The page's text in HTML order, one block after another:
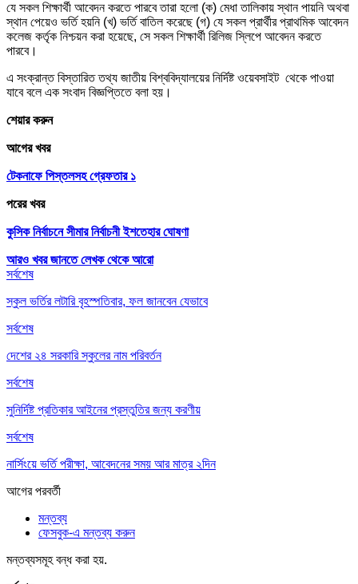
যে সকল শিক্ষার্থী আবেদন করতে পারবে তারা হলো (ক) মেধা তালিকায় স্থান পায়নি অথবা
স্থান পেয়েও ভর্তি হয়নি (খ) ভর্তি বাতিল করেছে (গ) যে সকল প্রার্থীর প্রাথমিক আবেদন
কলেজ কর্তৃক নিশ্চয়ন করা হয়েছে, সে সকল শিক্ষার্থী রিলিজ স্লিপে আবেদন করতে
পারবে।
এ সংক্রান্ত বিস্তারিত তথ্য জাতীয় বিশ্ববিদ্যালয়ের নির্দিষ্ট ওয়েবসাইট থেকে পাওয়া
যাবে বলে এক সংবাদ বিজ্ঞপ্তিতে বলা হয়।
শেয়ার করুন
আগের খবর
টেকনাফে পিস্তলসহ গ্রেফতার ১
পরের খবর
কুসিক নির্বাচনে সীমার নির্বাচনী ইশতেহার ঘোষণা
আরও খবর জানতে লেখক থেকে আরো
সর্বশেষ
স্কুল ভর্তির লটারি বৃহস্পতিবার, ফল জানবেন যেভাবে
সর্বশেষ
দেশের ২৪ সরকারি স্কুলের নাম পরিবর্তন
সর্বশেষ
সুনির্দিষ্ট প্রতিকার আইনের প্রস্তুতির জন্য করণীয়
সর্বশেষ
নার্সিংয়ে ভর্তি পরীক্ষা, আবেদনের সময় আর মাত্র ২দিন
আগেরপরবর্তী
মন্তব্য
ফেসবুক-এ মন্তব্য করুন
মন্তব্যসমূহ বন্ধ করা হয়.